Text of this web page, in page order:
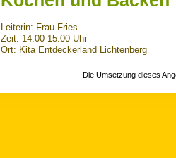
Leiterin: Frau Fries
Zeit: 14.00-15.00 Uhr
Ort: Kita Entdeckerland Lichtenberg
Die Umsetzung dieses